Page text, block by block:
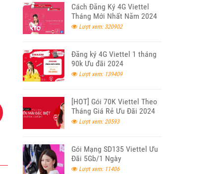
Cách Đăng Ký 4G Viettel
Tháng Mới Nhất Năm 2024
Lượt xem: 320902
Đăng ký 4G Viettel 1 tháng
90k Ưu đãi 2024
Lượt xem: 139409
[HOT] Gói 70K Viettel Theo
Tháng Giá Rẻ Ưu Đãi 2024
Lượt xem: 20593
Gói Mạng SD135 Viettel Ưu
Đãi 5Gb/1 Ngày
Lượt xem: 11406